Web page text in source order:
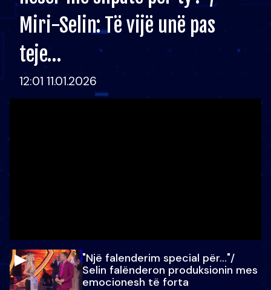
Miri-Selin: Të vijë unë pas
teje…
12:01 11.01.2026
"Një falenderim special për…"/
Selin falënderon produksionin mes
emocionesh të forta